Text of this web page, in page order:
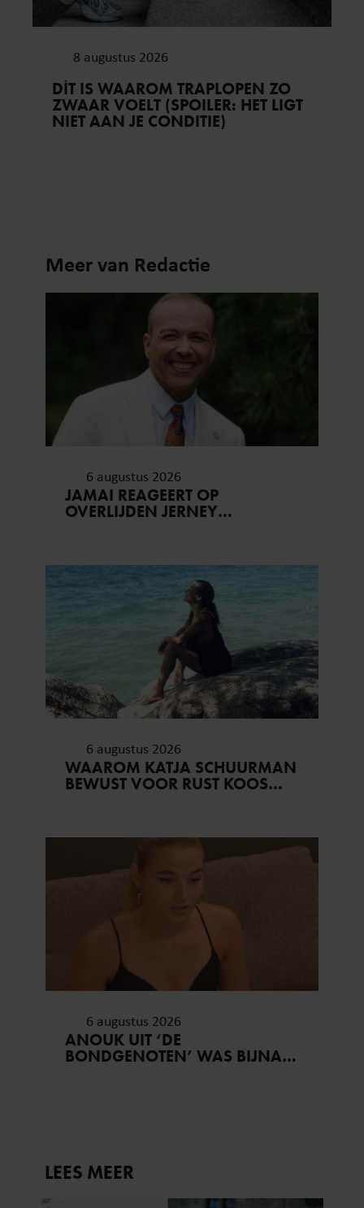
8 augustus 2026
DÍT IS WAAROM TRAPLOPEN ZO
ZWAAR VOELT (SPOILER: HET LIGT
NIET AAN JE CONDITIE)
Meer van Redactie
6 augustus 2026
JAMAI REAGEERT OP
OVERLIJDEN JERNEY
VERGETEN’
6 augustus 2026
WAAROM KATJA SCHUURMAN
BEWUST VOOR RUST KOOS…
6 augustus 2026
ANOUK UIT ‘DE
BONDGENOTEN’ WAS BIJNA